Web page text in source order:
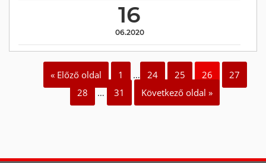
16
06.2020
« Előző oldal 1 … 24 25 26
27
28
… 31 Következő oldal »